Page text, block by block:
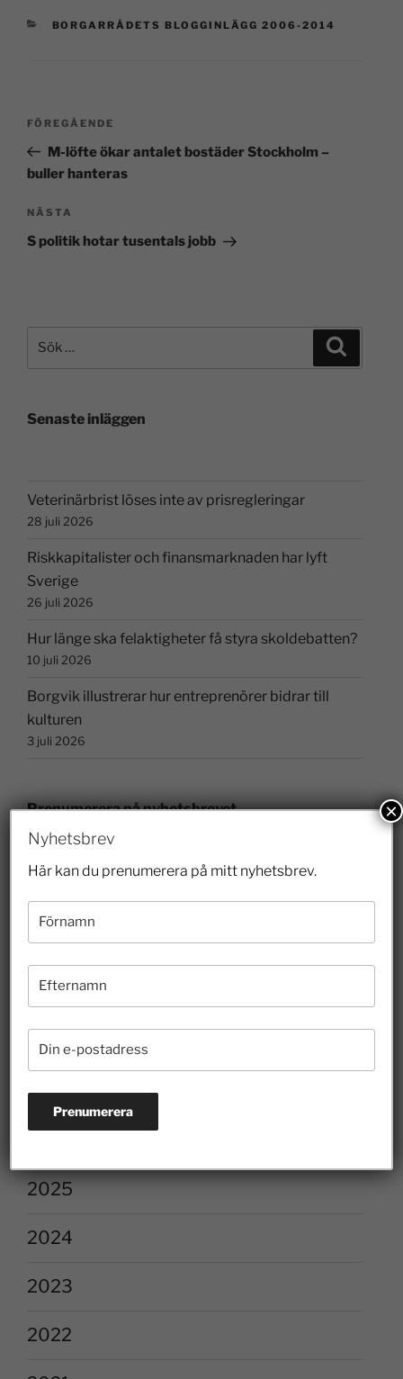
BORGARRÅDETS BLOGGINLÄGG 2006-2014
FÖREGÅENDE
M-löfte ökar antalet bostäder Stockholm –
buller hanteras
NÄSTA
S politik hotar tusentals jobb
Senaste inläggen
Veterinärbrist löses inte av prisregleringar
28 juli 2026
Riskkapitalister och finansmarknaden har lyft
Sverige
26 juli 2026
Hur länge ska felaktigheter få styra skoldebatten?
10 juli 2026
Borgvik illustrerar hur entreprenörer bidrar till
kulturen
3 juli 2026
Prenumerera på nyhetsbrevet
2025
2024
2023
2022
Nyhetsbrev
Här kan du prenumerera på mitt nyhetsbrev.
×